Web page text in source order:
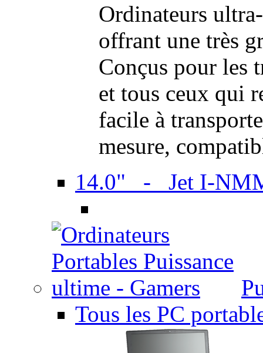
Ordinateurs
offrant une très
Conçus pour les
et tous ceux qui
facile à
mesure,
14.0" - Jet I-
Tous les PC